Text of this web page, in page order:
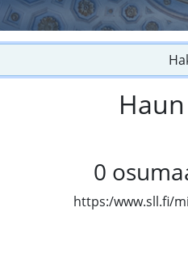
0
https:/www.sll.fi/